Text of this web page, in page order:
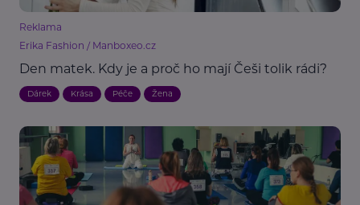
Reklama
Erika Fashion / Manboxeo.cz
Den matek. Kdy je a proč ho mají Češi tolik rádi?
Dárek Krása Péče Žena